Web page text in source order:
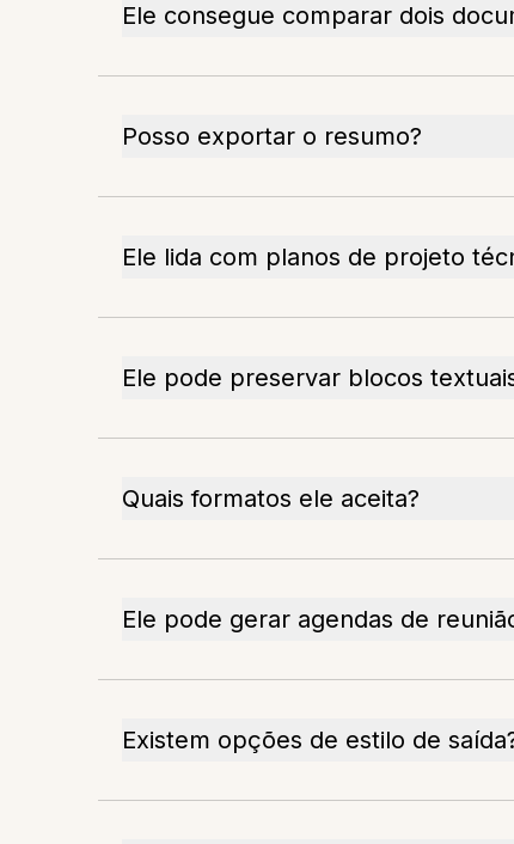
Ele consegue comparar dois
Posso exportar o resumo?
Ele lida com planos de projeto
Ele pode preservar blocos
Quais formatos ele aceita?
Ele pode gerar agendas de
Existem opções de estilo de